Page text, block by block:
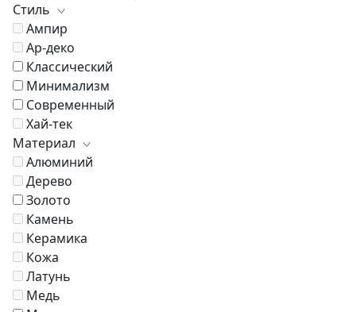
Стиль
Ампир
Ар-деко
Классический
Минимализм
Современный
Хай-тек
Материал
Алюминий
Дерево
Золото
Камень
Керамика
Кожа
Латунь
Медь